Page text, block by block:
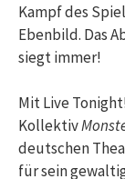
Kampf des
Ebenbild. Das
siegt immer!
Mit Live
Kollektiv
deutschen
für sein